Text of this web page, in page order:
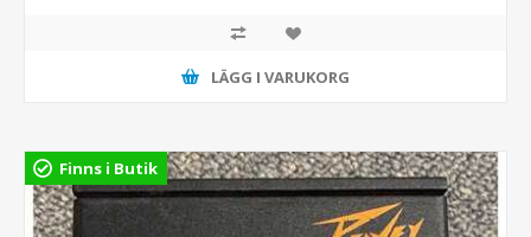
LÄGG I VARUKORG
Finns i Butik